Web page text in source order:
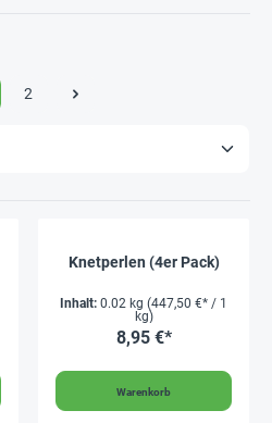
2
Knetperlen (4er Pack)
Inhalt: 0.02 kg (447,50 €* / 1
kg)
8,95 €*
Warenkorb